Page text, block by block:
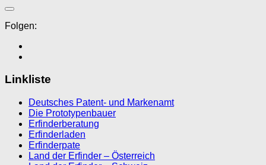
Folgen:
Linkliste
Deutsches Patent- und Markenamt
Die Prototypenbauer
Erfinderberatung
Erfinderladen
Erfinderpate
Land der Erfinder – Österreich